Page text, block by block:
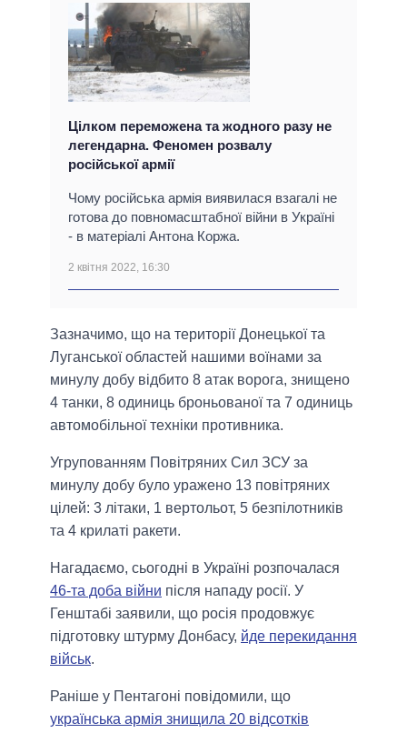
Цілком переможена та жодного разу не
легендарна. Феномен розвалу
російської армії
Чому російська армія виявилася взагалі не
готова до повномасштабної війни в Україні
- в матеріалі Антона Коржа.
2 квітня 2022, 16:30
Зазначимо, що на території Донецької та
Луганської областей нашими воїнами за
минулу добу відбито 8 атак ворога, знищено
4 танки, 8 одиниць броньованої та 7 одиниць
автомобільної техніки противника.
Угрупованням Повітряних Сил ЗСУ за
минулу добу було уражено 13 повітряних
цілей: 3 літаки, 1 вертольот, 5 безпілотників
та 4 крилаті ракети.
Нагадаємо, сьогодні в Україні розпочалася
46-та доба війни після нападу росії. У
Генштабі заявили, що росія продовжує
підготовку штурму Донбасу, йде перекидання
військ.
Раніше у Пентагоні повідомили, що
українська армія знищила 20 відсотків